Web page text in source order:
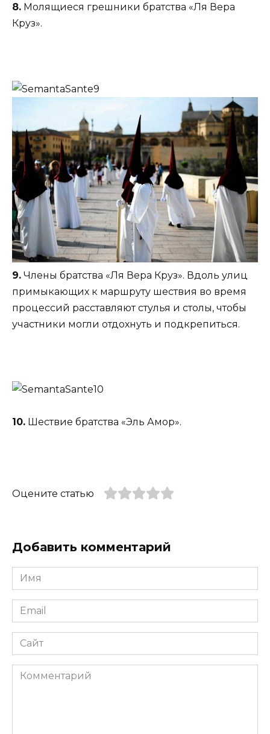
8. Молящиеся грешники братства «Ля Вера
Круз».
9. Члены братства «Ля Вера Круз». Вдоль улиц
примыкающих к маршруту шествия во время
процессий расставляют стулья и столы, чтобы
участники могли отдохнуть и подкрепиться.
10. Шествие братства «Эль Амор».
Оцените статью
Добавить комментарий
Имя
*
Email
*
Сайт
Комментарий